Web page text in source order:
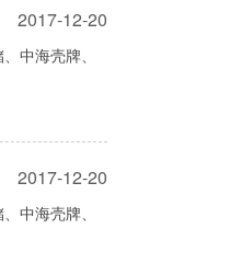
2017-12-20
中海壳牌、
2017-12-20
中海壳牌、